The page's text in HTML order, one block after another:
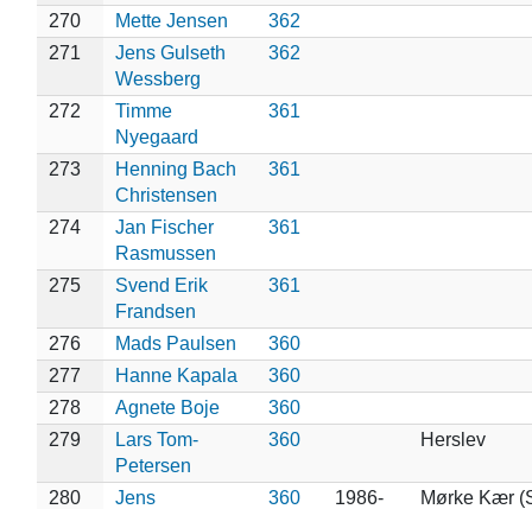
270
Mette Jensen
362
271
Jens Gulseth
Wessberg
362
272
Timme
Nyegaard
361
273
Henning Bach
Christensen
361
274
Jan Fischer
Rasmussen
361
275
Svend Erik
Frandsen
361
276 Mads Paulsen
360
277
Hanne Kapala
360
278
Agnete Boje
360
279
Lars Tom-
Petersen
360 Herslev
280
Jens
360
1986-
Mørke Kær